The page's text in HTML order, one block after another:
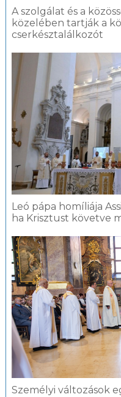
A szolgálat és a
közelében tartják a
cserkésztalálkozót
Leó pápa homíliája
ha Krisztust követve
Személyi változások